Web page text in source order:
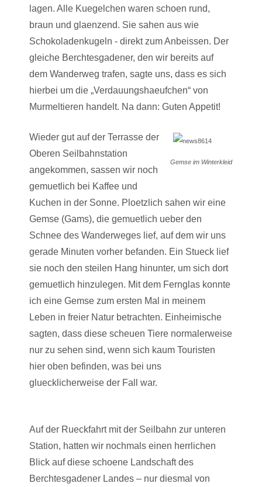
lagen. Alle Kuegelchen waren schoen rund,
braun und glaenzend. Sie sahen aus wie
Schokoladenkugeln - direkt zum Anbeissen. Der
gleiche Berchtesgadener, den wir bereits auf
dem Wanderweg trafen, sagte uns, dass es sich
hierbei um die „Verdauungshaeufchen“ von
Murmeltieren handelt. Na dann: Guten Appetit!
Gemse im Winterkleid
Wieder gut auf der Terrasse der
Oberen Seilbahnstation
angekommen, sassen wir noch
gemuetlich bei Kaffee und
Kuchen in der Sonne. Ploetzlich sahen wir eine
Gemse (Gams), die gemuetlich ueber den
Schnee des Wanderweges lief, auf dem wir uns
gerade Minuten vorher befanden. Ein Stueck lief
sie noch den steilen Hang hinunter, um sich dort
gemuetlich hinzulegen. Mit dem Fernglas konnte
ich eine Gemse zum ersten Mal in meinem
Leben in freier Natur betrachten. Einheimische
sagten, dass diese scheuen Tiere normalerweise
nur zu sehen sind, wenn sich kaum Touristen
hier oben befinden, was bei uns
gluecklicherweise der Fall war.
Auf der Rueckfahrt mit der Seilbahn zur unteren
Station, hatten wir nochmals einen herrlichen
Blick auf diese schoene Landschaft des
Berchtesgadener Landes – nur diesmal von